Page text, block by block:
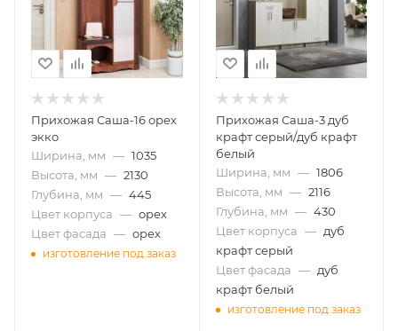
Прихожая Саша-16 орех
экко
Ширина, мм — 1035
Высота, мм — 2130
Глубина, мм — 445
Цвет корпуса — орех
Цвет фасада — орех
изготовление под заказ
Прихожая Саша-3 дуб
крафт серый/дуб крафт
белый
Ширина, мм — 1806
Высота, мм — 2116
Глубина, мм — 430
Цвет корпуса — дуб
крафт серый
Цвет фасада — дуб
крафт белый
изготовление под заказ